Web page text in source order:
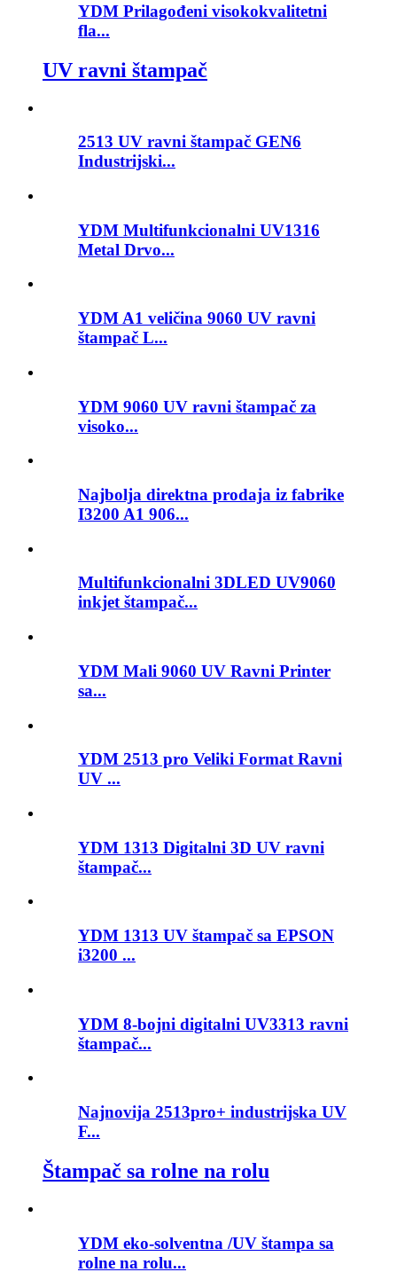
YDM Prilagođeni visokokvalitetni
fla...
UV ravni štampač
2513 UV ravni štampač GEN6
Industrijski...
YDM Multifunkcionalni UV1316
Metal Drvo...
YDM A1 veličina 9060 UV ravni
štampač L...
YDM 9060 UV ravni štampač za
visoko...
Najbolja direktna prodaja iz fabrike
I3200 A1 906...
Multifunkcionalni 3DLED UV9060
inkjet štampač...
YDM Mali 9060 UV Ravni Printer
sa...
YDM 2513 pro Veliki Format Ravni
UV ...
YDM 1313 Digitalni 3D UV ravni
štampač...
YDM 1313 UV štampač sa EPSON
i3200 ...
YDM 8-bojni digitalni UV3313 ravni
štampač...
Najnovija 2513pro+ industrijska UV
F...
Štampač sa rolne na rolu
YDM eko-solventna /UV štampa sa
rolne na rolu...